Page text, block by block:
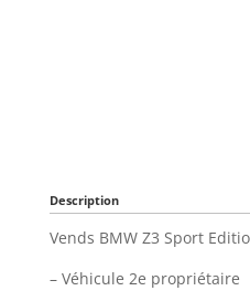
Description
Vends BMW Z3 Sport
– Véhicule 2e propriétaire